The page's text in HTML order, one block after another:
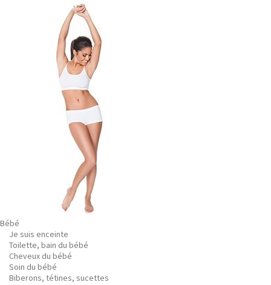
Bébé
Je suis enceinte
Toilette, bain du bébé
Cheveux du bébé
Soin du bébé
Biberons, tétines, sucettes